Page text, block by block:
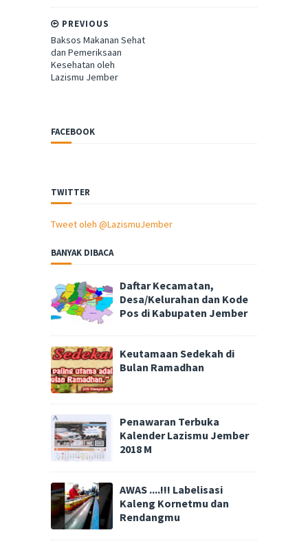
PREVIOUS
Baksos Makanan Sehat
dan Pemeriksaan
Kesehatan oleh
Lazismu Jember
FACEBOOK
TWITTER
Tweet oleh @LazismuJember
BANYAK DIBACA
Daftar Kecamatan,
Desa/Kelurahan dan Kode
Pos di Kabupaten Jember
Keutamaan Sedekah di
Bulan Ramadhan
Penawaran Terbuka
Kalender Lazismu Jember
2018 M
AWAS ....!!! Labelisasi
Kaleng Kornetmu dan
Rendangmu